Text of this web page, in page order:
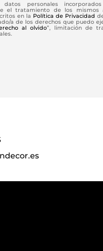
datos personales
el tratamiento de los mismos
en la Política de Privacidad
a de los derechos que puedo
al olvido”, limitación de